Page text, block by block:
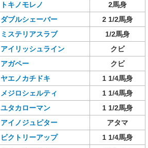
トキノモレノ
2馬身
ダブルシェーバー
2 1/2馬身
ミステリアスラブ
1/2馬身
アイリッシュライン
クビ
アガペー
クビ
ヤエノカチドキ
1 1/4馬身
メジロシェルティ
1 1/4馬身
ユタカローマン
1 1/2馬身
アイノジュピター
アタマ
ビクトリーアップ
1 1/4馬身